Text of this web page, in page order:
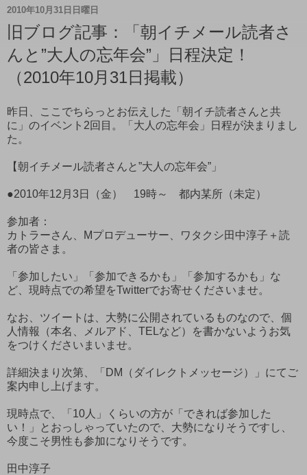
2010年10月31日日曜日
旧ブログ記事：「朝イチメール読者さ
んと”大人の忘年会”」日程決定！
（2010年10月31日掲載）
昨日、ここでちらっとお伝えした「朝イチ読者さんと共
に」のイベント2回目。「大人の忘年会」日程が決まりまし
た。
【朝イチメール読者さんと”大人の忘年会”」
●2010年12月3日（金） 19時～ 都内某所（未定）
参加者：
カトラーさん、Mプロデューサー、ワタクシ田中淳子＋読
者の皆さま。
「参加したい」「参加できるかも」「参加するかも」な
ど、現時点での希望をTwitterでお寄せくださいませ。
なお、ツイートは、大勢に公開されているものなので、個
人情報（本名、メルアド、TELなど）を書かないようお気
をつけくださいまいませ。
詳細決まり次第、「DM（ダイレクトメッセージ）」にてご
案内申し上げます。
現時点で、「10人」くらいの方が「できれば参加した
い！」とおっしゃっていたので、大勢になりそうですし、
今度こそ男性も参加になりそうです。
田中淳子